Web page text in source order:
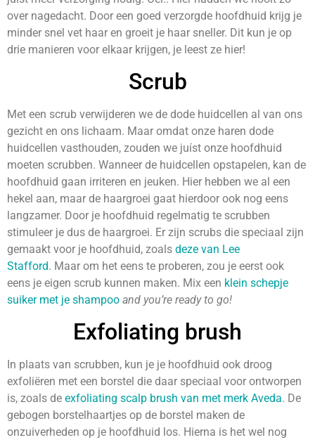
over nagedacht. Door een goed verzorgde hoofdhuid krijg je
minder snel vet haar en groeit je haar sneller. Dit kun je op
drie manieren voor elkaar krijgen, je leest ze hier!
Scrub
Met een scrub verwijderen we de dode huidcellen al van ons
gezicht en ons lichaam. Maar omdat onze haren dode
huidcellen vasthouden, zouden we juíst onze hoofdhuid
moeten scrubben. Wanneer de huidcellen opstapelen, kan de
hoofdhuid gaan irriteren en jeuken. Hier hebben we al een
hekel aan, maar de haargroei gaat hierdoor ook nog eens
langzamer. Door je hoofdhuid regelmatig te scrubben
stimuleer je dus de haargroei. Er zijn scrubs die speciaal zijn
gemaakt voor je hoofdhuid, zoals deze van Lee
Stafford. Maar om het eens te proberen, zou je eerst ook
eens je eigen scrub kunnen maken. Mix een klein schepje
suiker met je shampoo and you’re ready to go!
Exfoliating brush
In plaats van scrubben, kun je je hoofdhuid ook droog
exfoliëren met een borstel die daar speciaal voor ontworpen
is, zoals de exfoliating scalp brush van met merk Aveda. De
gebogen borstelhaartjes op de borstel maken de
onzuiverheden op je hoofdhuid los. Hierna is het wel nog